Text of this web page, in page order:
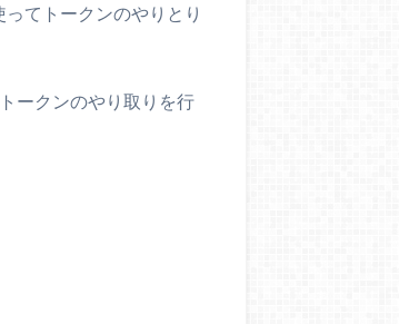
てトークンのやりとり
ークンのやり取りを行